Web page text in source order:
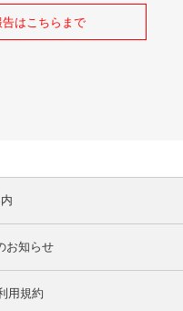
はこちらまで
お知らせ
用規約